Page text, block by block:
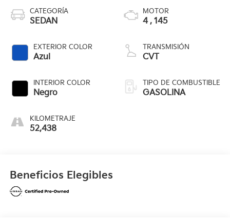
CATEGORÍA
SEDAN
EXTERIOR COLOR
Azul
INTERIOR COLOR
Negro
KILOMETRAJE
52,438
MOTOR
4 , 145
TRANSMISIÓN
CVT
TIPO DE COMBUSTIBLE
GASOLINA
Beneficios Elegibles